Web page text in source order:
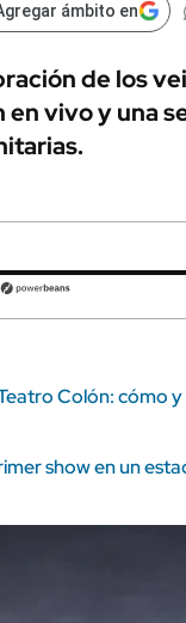
ámbito en
de los
en vivo y una
Colón: cómo
show en un